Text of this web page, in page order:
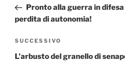
precedente:
Pronto alla guerra in
perdita di autonomia!
Articolo
successivo
SUCCESSIVO
L’arbusto del granello di